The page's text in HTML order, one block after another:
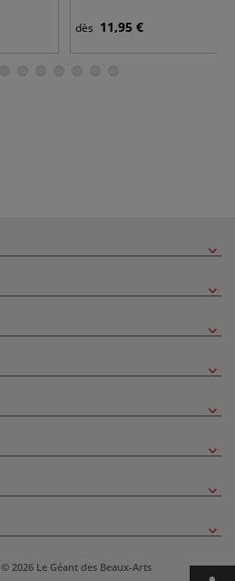
dès 11,95 €
© 2026 Le Géant des Beaux-Arts